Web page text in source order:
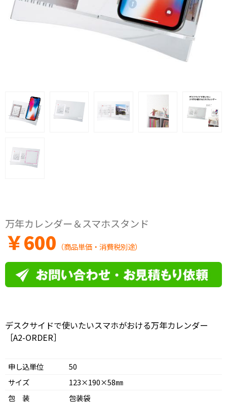
万年カレンダー＆スマホスタンド
￥600 （商品単価・消費税別途）
デスクサイドで使いたいスマホがおける万年カレンダー
［A2-ORDER］
申し込単位
50
サイズ
123×190×58㎜
包 装
包装袋